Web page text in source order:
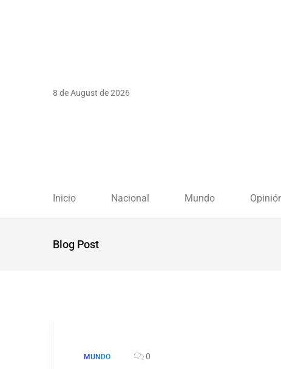
8 de August de 2026
Inicio Nacional Mundo
Blog Post
MUNDO 0